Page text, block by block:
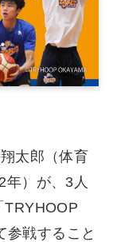
太郎（体育
年）が、3人
TRYHOOP
参戦すること